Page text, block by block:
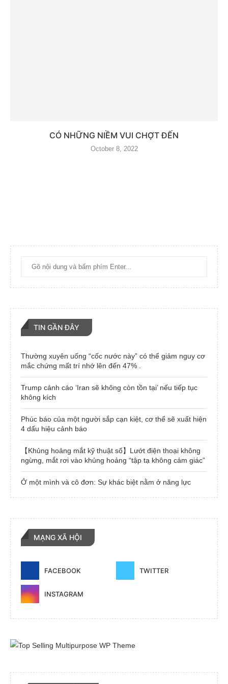
CÓ NHỮNG NIỀM VUI CHỢT ĐẾN
October 8, 2022
TIN GẦN ĐÂY
Thường xuyên uống “cốc nước này” có thể giảm nguy cơ
mắc chứng mất trí nhớ lên đến 47% .
Trump cảnh cáo ‘Iran sẽ không còn tồn tại’ nếu tiếp tục
không kích
Phúc báo của một người sắp cạn kiệt, cơ thể sẽ xuất hiện
4 dấu hiệu cảnh báo
【Khủng hoảng mắt kỹ thuật số】Lướt điện thoại không
ngừng, mắt rơi vào khủng hoảng “tập tạ không cảm giác”
Ở một mình và cô đơn: Sự khác biệt nằm ở năng lực
MẠNG XÃ HỘI
FACEBOOK TWITTER
INSTAGRAM